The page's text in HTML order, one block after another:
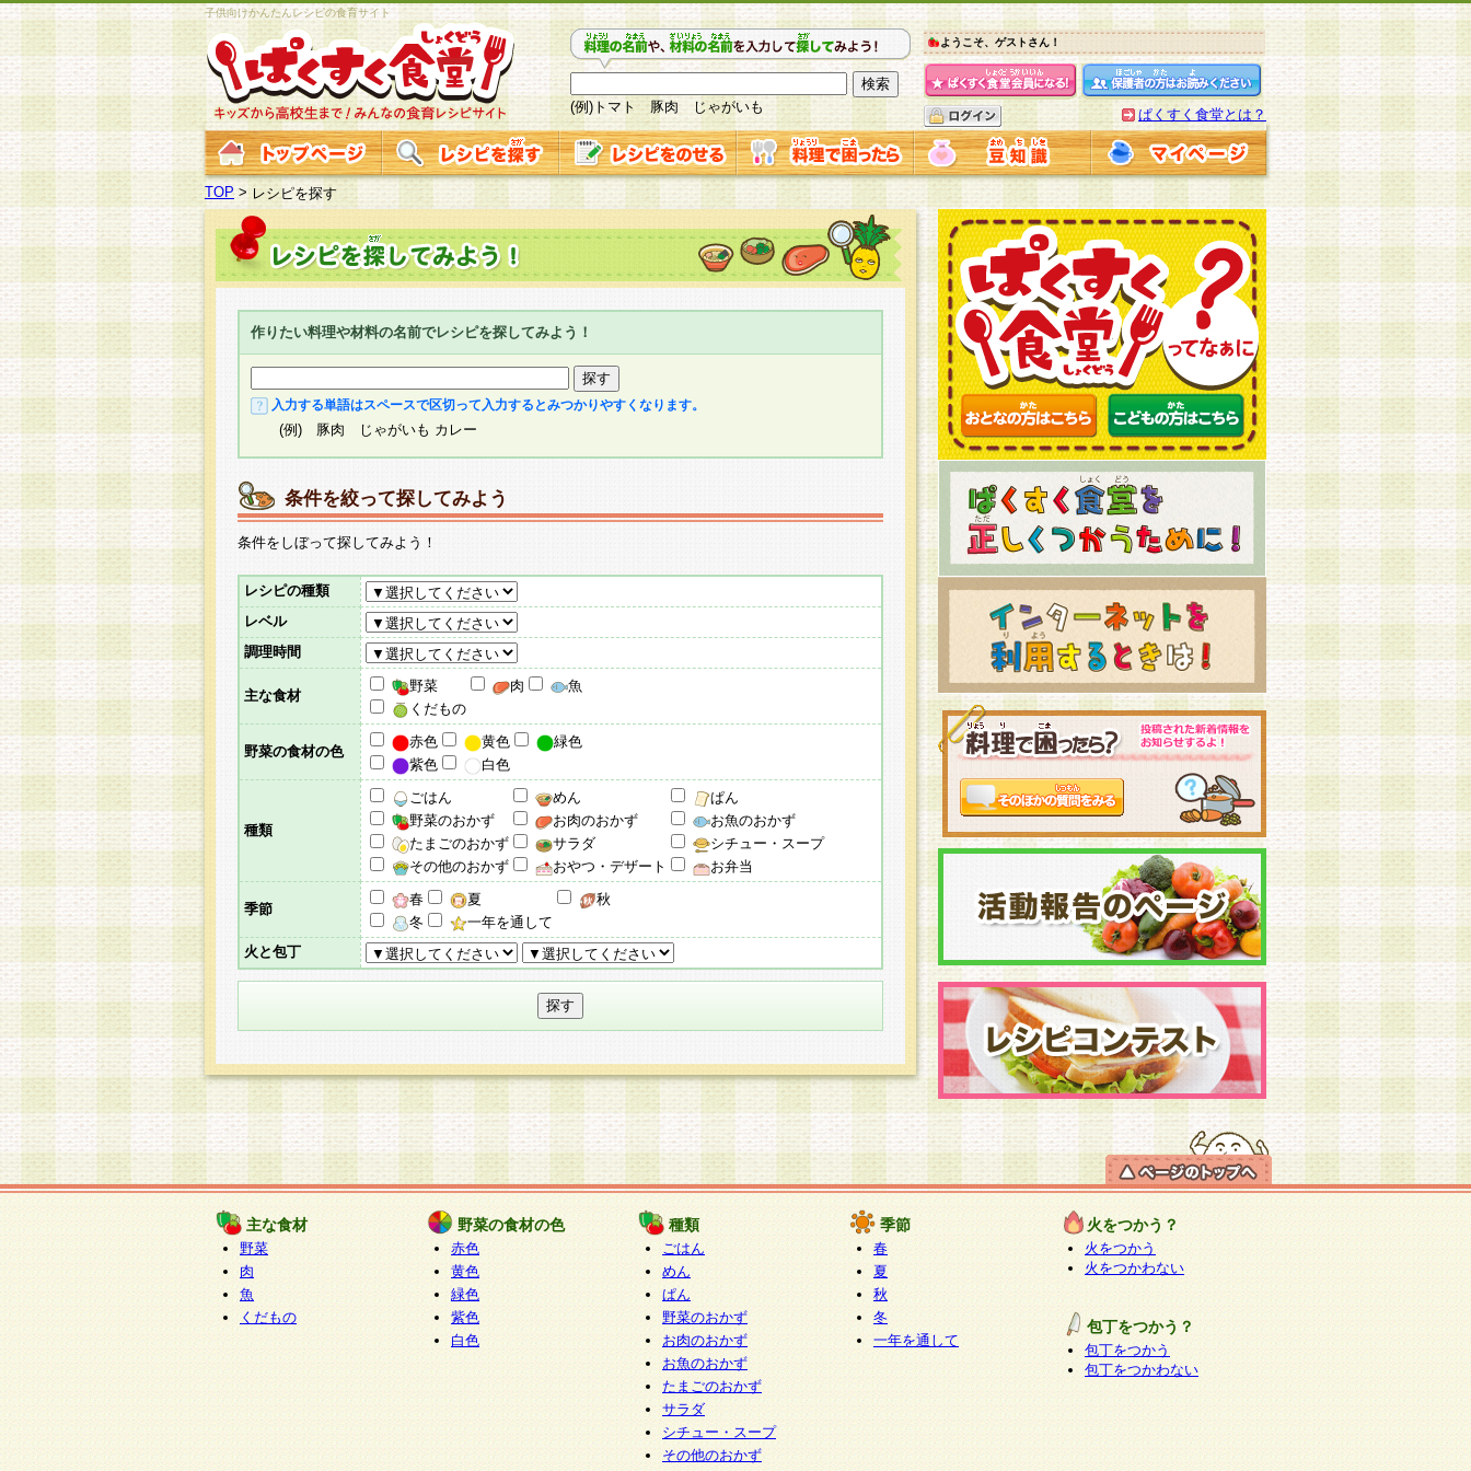
子供向けかんたんレシピの食育サイト
(例)トマト 豚肉 じゃがいも
ようこそ、ゲストさん！
ぱくすく食堂とは？
TOP >レシピを探す
作りたい料理や材料の名前でレシピを探してみよう！
入力する単語はスペースで区切って入力するとみつかりやすくなります。
(例) 豚肉 じゃがいも カレー
条件を絞って探してみよう
条件をしぼって探してみよう！
レシピの種類
レベル
調理時間
主な食材
野菜 肉
魚
くだもの
野菜の食材の色
赤色 黄色
緑色
紫色
白色
種類
ごはん めん
ぱん
野菜のおかず
お肉のおかず
お魚のおかず
たまごのおかず
サラダ
シチュー・スープ
その他のおかず
おやつ・デザート お弁当
季節
春 夏
秋
冬
一年を通して
火と包丁
主な食材
野菜
肉
魚
くだもの
野菜の食材の色
赤色
黄色
緑色
紫色
白色
種類
ごはん
めん
ぱん
野菜のおかず
お肉のおかず
お魚のおかず
たまごのおかず
サラダ
シチュー・スープ
その他のおかず
季節
春
夏
秋
冬
一年を通して
火をつかう？
火をつかう
火をつかわない
包丁をつかう？
包丁をつかう
包丁をつかわない